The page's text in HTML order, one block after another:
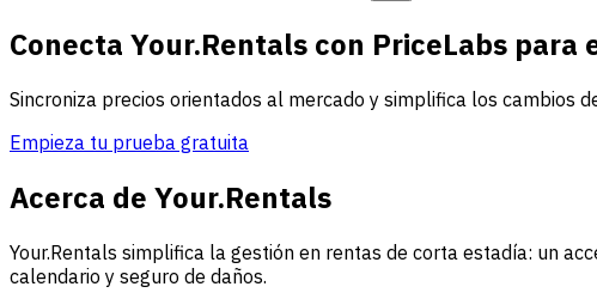
Conecta Your.Rentals con PriceLabs para
Sincroniza precios orientados al mercado y simplifica los cambios
Empieza tu prueba gratuita
Acerca de Your.Rentals
Your.Rentals simplifica la gestión en rentas de corta estadía: un
calendario y seguro de daños.